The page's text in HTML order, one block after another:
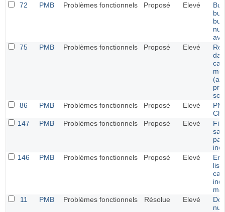
72
PMB Problèmes fonctionnels Proposé Elevé
75
PMB Problèmes fonctionnels Proposé Elevé
86
PMB Problèmes fonctionnels Proposé Elevé
147
PMB Problèmes fonctionnels Proposé Elevé
146
PMB Problèmes fonctionnels Proposé Elevé
11
PMB Problèmes fonctionnels Résolue Elevé